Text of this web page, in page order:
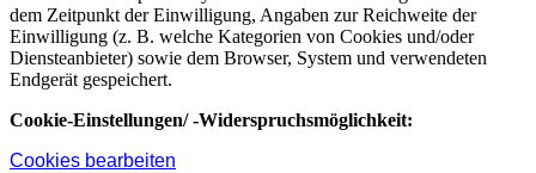
dem Zeitpunkt der Einwilligung, Angaben zur Reichweite der
Einwilligung (z. B. welche Kategorien von Cookies und/oder
Diensteanbieter) sowie dem Browser, System und verwendeten
Endgerät gespeichert.
Cookie-Einstellungen/ -Widerspruchsmöglichkeit:
Cookies bearbeiten